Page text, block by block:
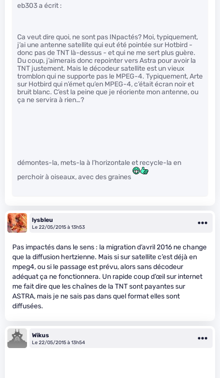
eb303 a écrit :
Ca veut dire quoi, ne sont pas INpactés? Moi, typiquement,
j’ai une antenne satellite qui eut été pointée sur Hotbird -
donc pas de TNT là-dessus - et qui ne me sert plus guère.
Du coup, j’aimerais donc repointer vers Astra pour avoir la
TNT justement. Mais le décodeur satellite est un vieux
tromblon qui ne supporte pas le MPEG-4. Typiquement, Arte
sur Hotbird qui n’émet qu’en MPEG-4, c’était écran noir et
bruit blanc. C’est la peine que je réoriente mon antenne, ou
ça ne servira à rien…?
démontes-la, mets-la à l’horizontale et recycle-la en
perchoir à oiseaux, avec des graines
lysbleu
Le 22/05/2015 à 13h53
Pas impactés dans le sens : la migration d’avril 2016 ne change
que la diffusion hertzienne. Mais si sur satellite c’est déjà en
mpeg4, ou si le passage est prévu, alors sans décodeur
adéquat ça ne fonctionnera. Un rapide coup d’œil sur internet
me fait dire que les chaînes de la TNT sont payantes sur
ASTRA, mais je ne sais pas dans quel format elles sont
diffusées.
Wikus
Le 22/05/2015 à 13h54